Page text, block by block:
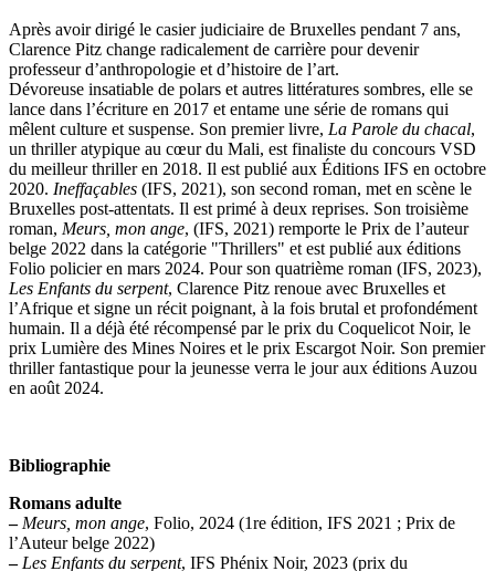
Après avoir dirigé le casier judiciaire de Bruxelles pendant 7 ans,
Clarence Pitz change radicalement de carrière pour devenir
professeur d’anthropologie et d’histoire de l’art.
Dévoreuse insatiable de polars et autres littératures sombres, elle se
lance dans l’écriture en 2017 et entame une série de romans qui
mêlent culture et suspense. Son premier livre, La Parole du chacal,
un thriller atypique au cœur du Mali, est finaliste du concours VSD
du meilleur thriller en 2018. Il est publié aux Éditions IFS en octobre
2020. Ineffaçables (IFS, 2021), son second roman, met en scène le
Bruxelles post-attentats. Il est primé à deux reprises. Son troisième
roman, Meurs, mon ange, (IFS, 2021) remporte le Prix de l’auteur
belge 2022 dans la catégorie "Thrillers" et est publié aux éditions
Folio policier en mars 2024. Pour son quatrième roman (IFS, 2023),
Les Enfants du serpent, Clarence Pitz renoue avec Bruxelles et
l’Afrique et signe un récit poignant, à la fois brutal et profondément
humain. Il a déjà été récompensé par le prix du Coquelicot Noir, le
prix Lumière des Mines Noires et le prix Escargot Noir. Son premier
thriller fantastique pour la jeunesse verra le jour aux éditions Auzou
en août 2024.
Bibliographie
Romans adulte
– Meurs, mon ange, Folio, 2024 (1re édition, IFS 2021 ; Prix de
l’Auteur belge 2022)
– Les Enfants du serpent, IFS Phénix Noir, 2023 (prix du